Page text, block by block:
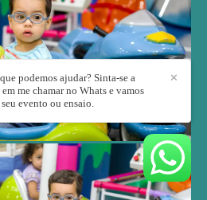
✕
podemos ajudar? Sinta-se a
me chamar no Whats e vamos
evento ou ensaio.